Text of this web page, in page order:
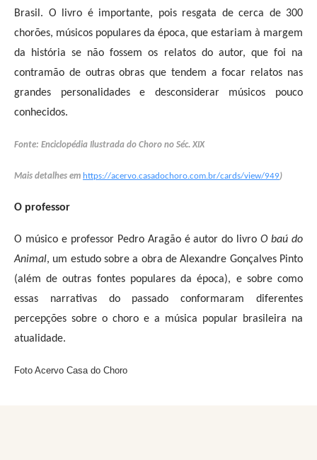
Brasil. O livro é importante, pois resgata de cerca de 300
chorões, músicos populares da época, que estariam à margem
da história se não fossem os relatos do autor, que foi na
contramão de outras obras que tendem a focar relatos nas
grandes personalidades e desconsiderar músicos pouco
conhecidos.
Fonte: Enciclopédia Ilustrada do Choro no Séc. XIX
Mais detalhes em https://acervo.casadochoro.com.br/cards/view/949)
O professor
O músico e professor Pedro Aragão é autor do livroO baú do
Animal, um estudo sobre a obra de Alexandre Gonçalves Pinto
(além de outras fontes populares da época), e sobre como
essas narrativas do passado conformaram diferentes
percepções sobre o choro e a música popular brasileira na
atualidade.
Foto Acervo Casa do Choro